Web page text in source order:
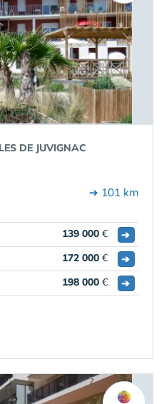
DE JUVIGNAC
➔ 101 km
139 000 €
➔
172 000 €
➔
198 000 € ➔